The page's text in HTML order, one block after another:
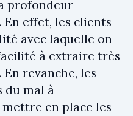
profondeur
effet, les clients
avec laquelle on
à extraire très
revanche, les
mal à
en place les